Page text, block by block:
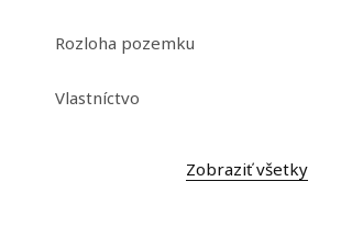
Rozloha pozemku
Vlastníctvo
Zobraziť všetky